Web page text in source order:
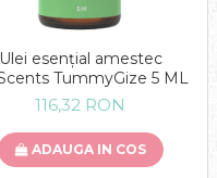
Ulei esențial amestec
KidScents TummyGize 5 ML
116,32 RON
ADAUGA IN COS